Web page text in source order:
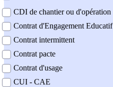
CDI de chantier ou d'opération
Contrat d'Engagement Educatif
Contrat intermittent
Contrat pacte
Contrat d'usage
CUI - CAE